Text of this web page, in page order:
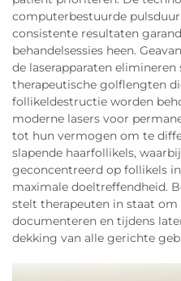
computerbestuurde
consistente resultaten
behandelsessies heen.
de laserapparaten
therapeutische golflengten
follikeldestructie worden
moderne lasers voor
tot hun vermogen om te
slapende haarfollikels,
geconcentreerd op follikels
maximale doeltreffendheid.
stelt therapeuten in staat
documenteren en tijdens
dekking van alle gerichte